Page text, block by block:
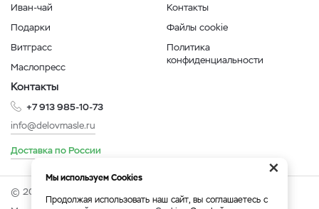
Иван-чай
Подарки
Витграсс
Маслопресс
Контакты
Файлы cookie
Политика
конфиденциальности
Контакты
+7 913 985-10-73
info@delovmasle.ru
Доставка по России
© 2026 Интернет-магазин "Дело в масле".
×
Мы используем Cookies
Продолжая использовать наш сайт, вы соглашаетесь с